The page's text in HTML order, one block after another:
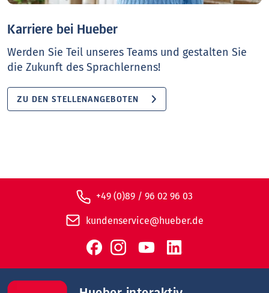
Karriere bei Hueber
Werden Sie Teil unseres Teams und gestalten Sie
die Zukunft des Sprachlernens!
ZU DEN STELLENANGEBOTEN
+49 (0)89 / 96 02 96 03
kundenservice@hueber.de